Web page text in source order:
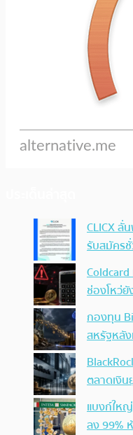
CLICX
รับสมัคร
ช่องโหว่ยั
กองทุน
สหรัฐหลั
ตลาดเงิ
แบงก์ให
ลง 99%